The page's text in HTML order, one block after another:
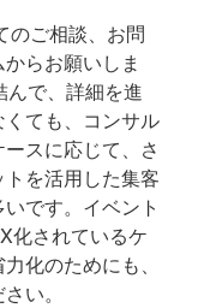
のご相談、お問
らお願いしま
で、詳細を進
ても、コンサル
スに応じて、さ
を活用した集客
です。イベント
化されているケ
化のためにも、
い。